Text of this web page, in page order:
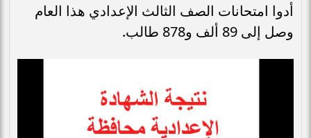
أدوا امتحانات الصف الثالث الإعدادي هذا العام
وصل إلى 89 ألف و878 طالب.